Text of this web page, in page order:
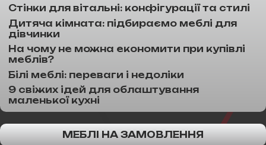
Стінки для вітальні: конфігурації та стилі
Дитяча кімната: підбираємо меблі для
дівчинки
На чому не можна економити при купівлі
меблів?
Білі меблі: переваги і недоліки
9 свіжих ідей для облаштування
маленької кухні
МЕБЛІ НА ЗАМОВЛЕННЯ